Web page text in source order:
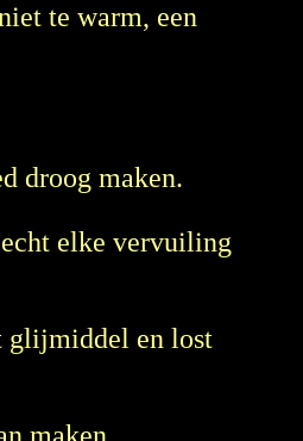
te warm, een
droog maken.
elke vervuiling
glijmiddel en lost